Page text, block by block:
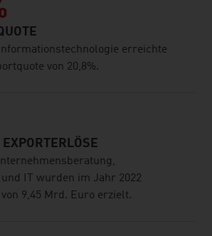
erreichte
von 20,8%.
EXPORTERLÖSE
IT wurden im Jahr 2022
9,45 Mrd. Euro erzielt.